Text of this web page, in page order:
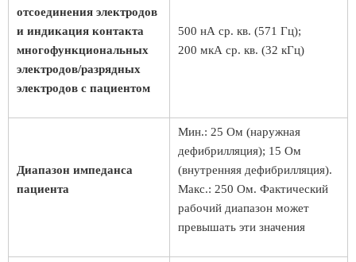
отсоединения электродов
и индикация контакта
многофункциональных
электродов/разрядных
электродов с пациентом
500 нА ср. кв. (571 Гц);
200 мкА ср. кв. (32 кГц)
Диапазон импеданса
пациента
Мин.: 25 Ом (наружная
дефибрилляция); 15 Ом
(внутренняя дефибрилляция).
Макс.: 250 Ом. Фактический
рабочий диапазон может
превышать эти значения